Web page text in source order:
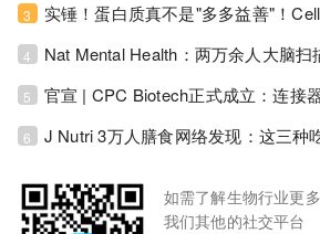
3
4
5
6
如需了解生物行业更
我们其他的社交平台